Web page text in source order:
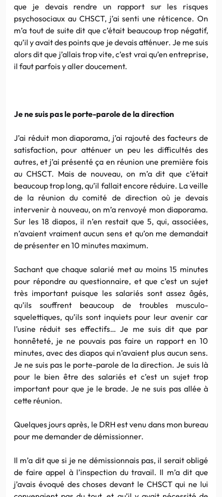
que je devais rendre un rapport sur les risques
psychosociaux au CHSCT, j’ai senti une réticence. On
m’a tout de suite dit que c’était beaucoup trop négatif,
qu’il y avait des points que je devais atténuer. Je me suis
alors dit que j’allais trop vite, c’est vrai qu’en entreprise,
il faut parfois y aller doucement.
Je ne suis pas le porte-parole de la direction
J’ai réduit mon diaporama, j’ai rajouté des facteurs de
satisfaction, pour atténuer un peu les difficultés des
autres, et j’ai présenté ça en réunion une première fois
au CHSCT. Mais de nouveau, on m’a dit que c’était
beaucoup trop long, qu’il fallait encore réduire. La veille
de la réunion du comité de direction où je devais
intervenir à nouveau, on m’a renvoyé mon diaporama.
Sur les 18 diapos, il n’en restait que 5, qui, associées,
n’avaient vraiment aucun sens et qu’on me demandait
de présenter en 10 minutes maximum.
Sachant que chaque salarié met au moins 15 minutes
pour répondre au questionnaire, et que c’est un sujet
très important puisque les salariés sont assez âgés,
qu’ils souffrent beaucoup de troubles musculo-
squelettiques, qu’ils sont inquiets pour leur avenir car
l’usine réduit ses effectifs… Je me suis dit que par
honnêteté, je ne pouvais pas faire un rapport en 10
minutes, avec des diapos qui n’avaient plus aucun sens.
Je ne suis pas le porte-parole de la direction. Je suis là
pour le bien être des salariés et c’est un sujet trop
important pour que je le brade. Je ne suis pas allée à
cette réunion.
Quelques jours après, le DRH est venu dans mon bureau
pour me demander de démissionner.
Il m’a dit que si je ne démissionnais pas, il serait obligé
de faire appel à l’inspection du travail. Il m’a dit que
j’avais évoqué des choses devant le CHSCT qui ne lui